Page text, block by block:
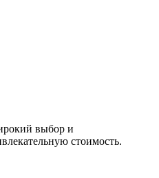
выбор и
стоимость.